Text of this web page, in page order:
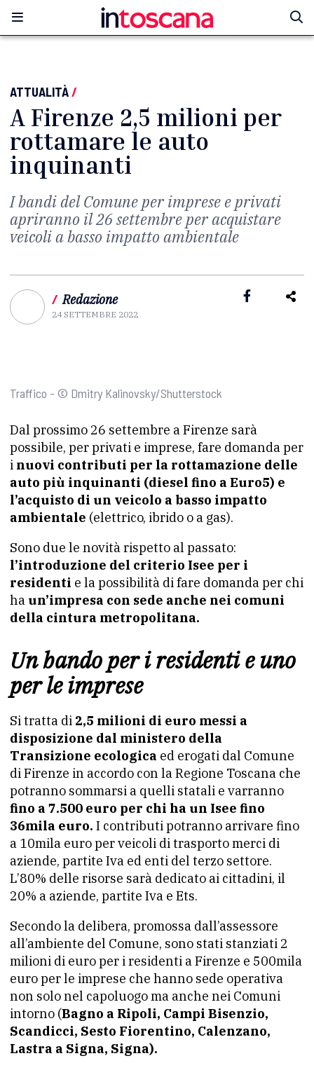
ATTUALITÀ/
A Firenze 2,5 milioni per
rottamare le auto
inquinanti
I bandi del Comune per imprese e privati
apriranno il 26 settembre per acquistare
veicoli a basso impatto ambientale
/ Redazione
24 SETTEMBRE 2022
Traffico - © Dmitry Kalinovsky/Shutterstock
Dal prossimo 26 settembre a Firenze sarà
possibile, per privati e imprese, fare domanda per
i nuovi contributi per la rottamazione delle
auto più inquinanti (diesel fino a Euro5) e
l’acquisto di un veicolo a basso impatto
ambientale (elettrico, ibrido o a gas).
Sono due le novità rispetto al passato:
l’introduzione del criterio Isee per i
residenti e la possibilità di fare domanda per chi
ha un’impresa con sede anche nei comuni
della cintura metropolitana.
Un bando per i residenti e uno
per le imprese
Si tratta di 2,5 milioni di euro messi a
disposizione dal ministero della
Transizione ecologica ed erogati dal Comune
di Firenze in accordo con la Regione Toscana che
potranno sommarsi a quelli statali e varranno
fino a 7.500 euro per chi ha un Isee fino
36mila euro. I contributi potranno arrivare fino
a 10mila euro per veicoli di trasporto merci di
aziende, partite Iva ed enti del terzo settore.
L’80% delle risorse sarà dedicato ai cittadini, il
20% a aziende, partite Iva e Ets.
Secondo la delibera, promossa dall’assessore
all’ambiente del Comune, sono stati stanziati 2
milioni di euro per i residenti a Firenze e 500mila
euro per le imprese che hanno sede operativa
non solo nel capoluogo ma anche nei Comuni
intorno (Bagno a Ripoli, Campi Bisenzio,
Scandicci, Sesto Fiorentino, Calenzano,
Lastra a Signa, Signa).